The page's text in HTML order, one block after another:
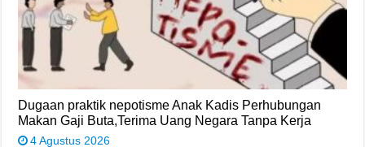
Dugaan praktik nepotisme Anak Kadis Perhubungan
Makan Gaji Buta,Terima Uang Negara Tanpa Kerja
4 Agustus 2026